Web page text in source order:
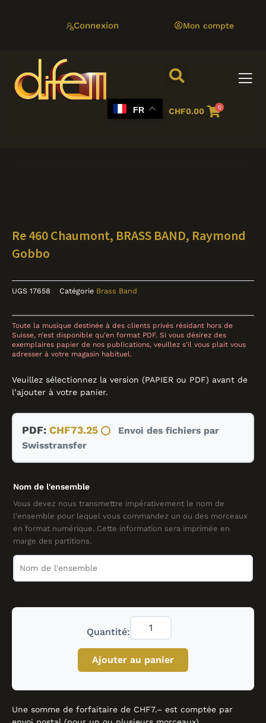
Connexion Mon compte
Collections Catalogue Contact
FR CHF0.00 0
Re 460 Chaumont, BRASS BAND, Raymond
Gobbo
UGS 17658 Catégorie Brass Band
Toute la musique destinée à des clients privés résidant hors de
Suisse, n’est disponible qu’en format PDF. Si vous désirez des
exemplaires papier de nos publications, veuillez s’il vous plait vous
adresser à votre magasin habituel.
Veuillez sélectionnez la version (PAPIER ou PDF) avant de
l’ajouter à votre panier.
PDF: CHF73.25
Envoi des fichiers par
Swisstransfer
Nom de l'ensemble
Vous devez nous transmettre impérativement le nom de
l'ensemble pour lequel vous commandez un ou des morceaux
en format numérique. Cette information sera imprimée en
marge des partitions.
Quantité:
quantité
de
460
BAND,
Raymond
Gobbo
Ajouter au panier
Une somme de forfaitaire de CHF7.– est comptée par